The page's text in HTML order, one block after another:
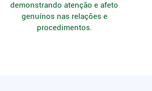
demonstrando atenção e afeto
genuínos nas relações e
procedimentos.